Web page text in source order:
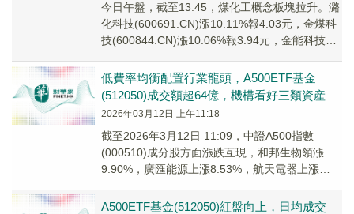
今日午盤，截至13:45，煤化工概念板塊拉升。潞
化科技(600691.CN)漲10.11%報4.03元，金煤科
技(600844.CN)漲10.06%報3.94元，金能科技
低費率均衡配置行業龍頭，A500ETF基金
(512050)成交額超64億，機構看好三類資産
2026年03月12日 上午11:18
截至2026年3月12日 11:09，中證A500指數
(000510)成分股方面漲跌互現，和邦生物領漲
9.90%，廣匯能源上漲8.53%，航天電器上漲
A500ETF基金(512050)紅盤向上，日均成交